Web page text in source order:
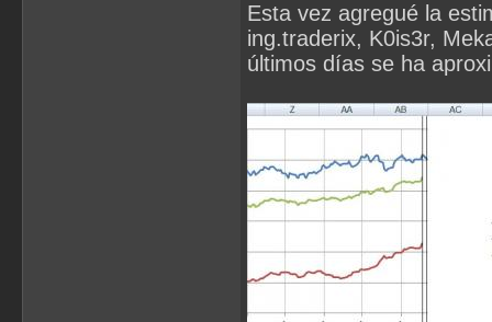
Esta vez agregué la
ing.traderix, K0is3r,
últimos días se ha